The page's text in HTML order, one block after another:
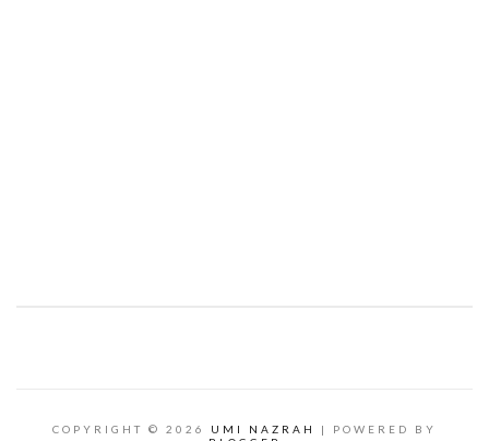
COPYRIGHT © 2026 UMI NAZRAH
| POWERED BY